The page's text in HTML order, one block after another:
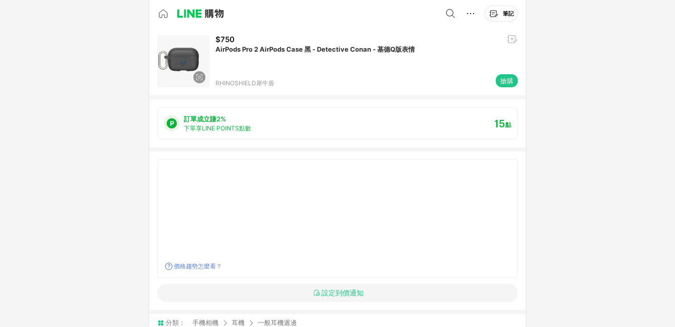
筆記
$750
AirPods Pro 2 AirPods Case 黑 - Detective Conan - 基德Q版表情
RHINOSHIELD犀牛盾 搶購
訂單成立賺2%
下單享LINE POINTS點數 15點
價格趨勢怎麼看？
設定到價通知
分類： 手機相機 耳機 一般耳機週邊